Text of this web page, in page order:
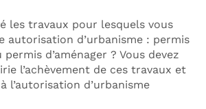
les travaux pour lesquels vous
autorisation d’urbanisme : permis
d’aménager ? Vous devez
l’achèvement de ces travaux et
l’autorisation d’urbanisme